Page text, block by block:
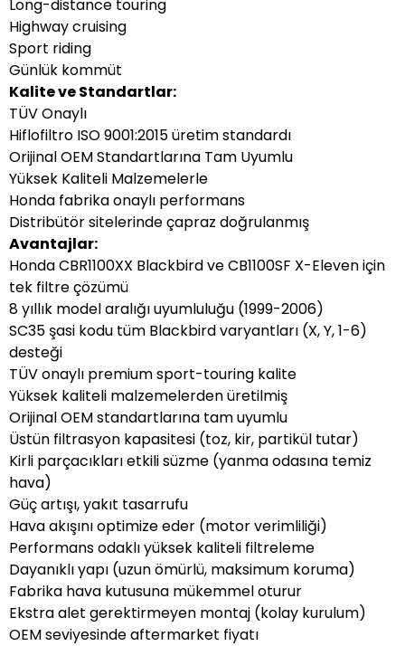
Long-distance touring
Highway cruising
Sport riding
Günlük kommüt
Kalite ve Standartlar:
TÜV Onaylı
Hiflofiltro ISO 9001:2015 üretim standardı
Orijinal OEM Standartlarına Tam Uyumlu
Yüksek Kaliteli Malzemelerle
Honda fabrika onaylı performans
Distribütör sitelerinde çapraz doğrulanmış
Avantajlar:
Honda CBR1100XX Blackbird ve CB1100SF X-Eleven için
tek filtre çözümü
8 yıllık model aralığı uyumluluğu (1999-2006)
SC35 şasi kodu tüm Blackbird varyantları (X, Y, 1-6)
desteği
TÜV onaylı premium sport-touring kalite
Yüksek kaliteli malzemelerden üretilmiş
Orijinal OEM standartlarına tam uyumlu
Üstün filtrasyon kapasitesi (toz, kir, partikül tutar)
Kirli parçacıkları etkili süzme (yanma odasına temiz
hava)
Güç artışı, yakıt tasarrufu
Hava akışını optimize eder (motor verimliliği)
Performans odaklı yüksek kaliteli filtreleme
Dayanıklı yapı (uzun ömürlü, maksimum koruma)
Fabrika hava kutusuna mükemmel oturur
Ekstra alet gerektirmeyen montaj (kolay kurulum)
OEM seviyesinde aftermarket fiyatı